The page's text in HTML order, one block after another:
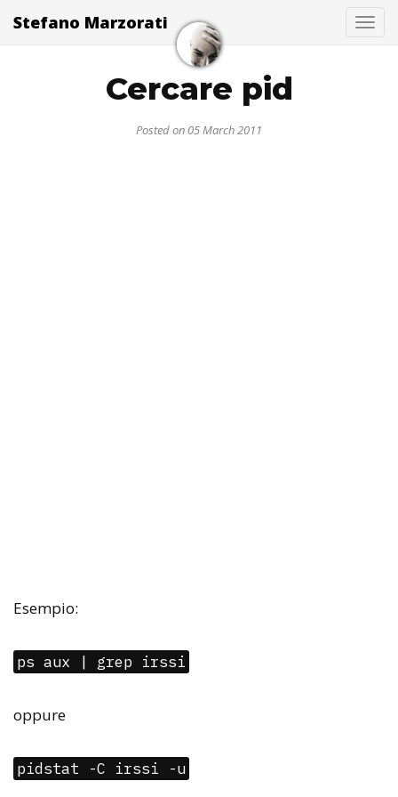
Stefano Marzorati
Cercare pid
Posted on 05 March 2011
Esempio:
ps aux | grep irssi
oppure
pidstat -C irssi -u